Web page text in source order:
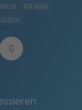
passau